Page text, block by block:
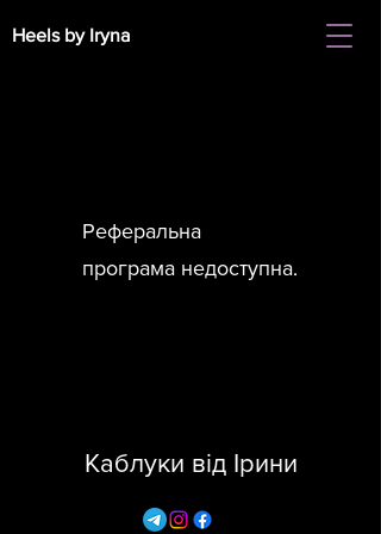
Heels by Iryna
Реферальна
програма недоступна.
Каблуки від Ірини